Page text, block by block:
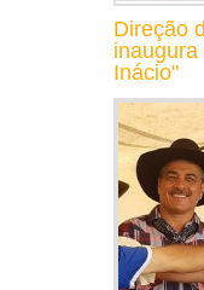
Direção
Inácio"